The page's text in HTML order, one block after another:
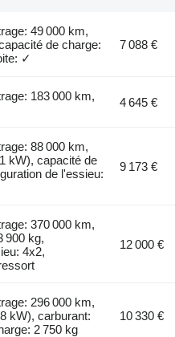
49 000 km,
de charge:
✓
7 088 €
183 000 km,
4 645 €
88 000 km,
kW), capacité de
de l'essieu:
9 173 €
370 000 km,
900 kg,
4x2,
12 000 €
296 000 km,
kW), carburant:
2 750 kg
10 330 €